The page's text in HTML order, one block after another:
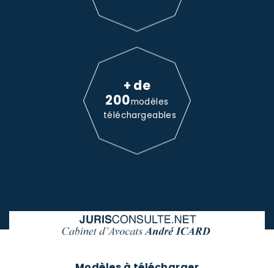
+ de
200modèles
téléchargeables